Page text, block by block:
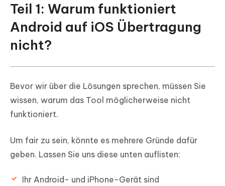
Teil 1: Warum funktioniert
Android auf iOS Übertragung
nicht?
Bevor wir über die Lösungen sprechen, müssen Sie
wissen, warum das Tool möglicherweise nicht
funktioniert.
Um fair zu sein, könnte es mehrere Gründe dafür
geben. Lassen Sie uns diese unten auflisten:
Ihr Android- und iPhone-Gerät sind